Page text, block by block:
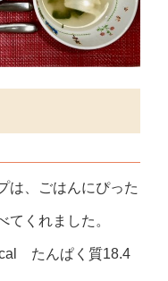
は、ごはんにぴった
てくれました。
たんぱく質18.4